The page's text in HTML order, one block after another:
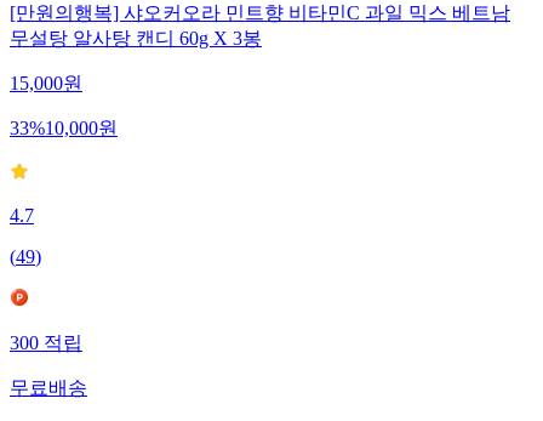
[만원의행복] 샤오커오라 민트향 비타민C 과일 믹스 베트남
무설탕 알사탕 캔디 60g X 3봉
15,000원
33%10,000원
4.7
(49)
300 적립
무료배송